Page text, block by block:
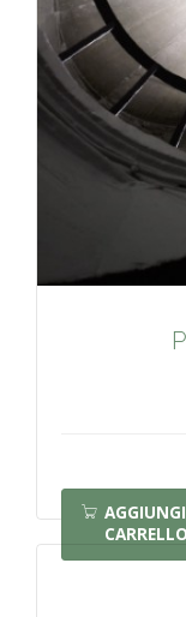
CARRELLO